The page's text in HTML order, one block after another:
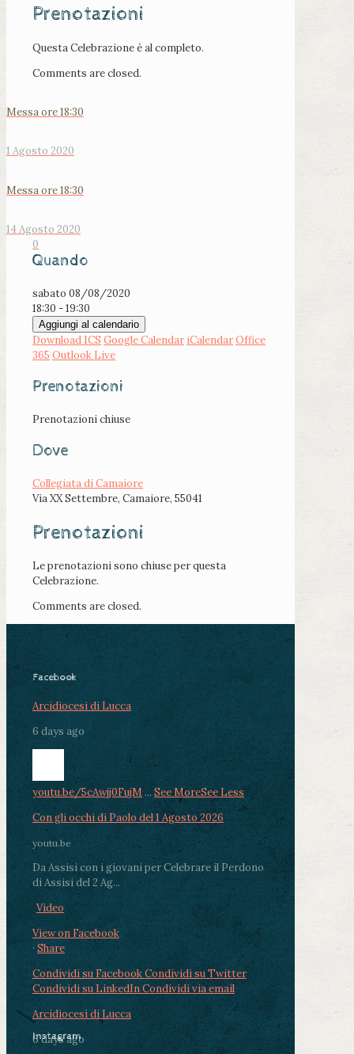
Prenotazioni
Questa Celebrazione è al completo.
Comments are closed.
Messa ore 18:30
1 Agosto 2020
Messa ore 18:30
14 Agosto 2020
0
Quando
sabato 08/08/2020
18:30 - 19:30
Aggiungi al calendario
Download ICS Google Calendar iCalendarOffice
365 Outlook Live
Prenotazioni
Prenotazioni chiuse
Dove
Collegiata di Camaiore
Via XX Settembre, Camaiore, 55041
Prenotazioni
Le prenotazioni sono chiuse per questa
Celebrazione.
Comments are closed.
Facebook
Arcidiocesi di Lucca
6 days ago
youtu.be/5cAwjj0FujM ... See MoreSee Less
Con gli occhi di Paolo del 1 Agosto 2026
youtu.be
Da Assisi con i giovani per Celebrare il Perdono
di Assisi del 2 Ag...
Video
View on Facebook
· Share
Condividi su FacebookCondividi su Twitter
Condividi su LinkedInCondividi via email
Arcidiocesi di Lucca
6 days ago
Instagram